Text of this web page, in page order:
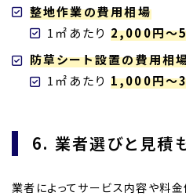
整地作業の費用相場
1㎡あたり 2,000円～
防草シート設置の費用相
1㎡あたり 1,000円～
6. 業者選びと見積
業者によってサービス内容や料